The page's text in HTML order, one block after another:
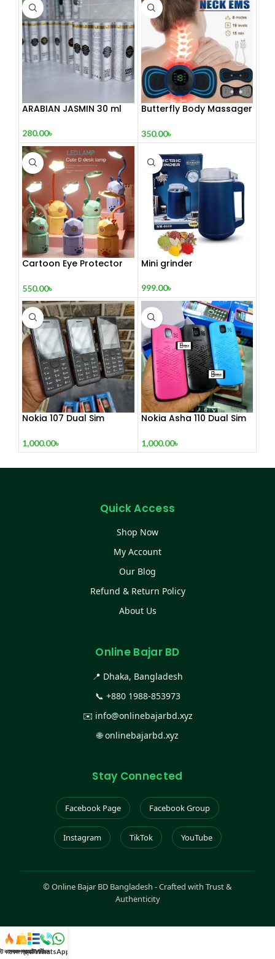
ARABIAN JASMIN 30 ml
280.00৳
Butterfly Body Massager
রিল্যাক্সেশন! 🦋
350.00৳
Cartoon Eye Protector
550.00৳
Mini grinder
999.00৳
Nokia 107 Dual Sim
1,000.00৳
Nokia Asha 110 Dual Sim
1,000.00৳
Quick Access
Shop Now
My Account
Our Blog
Refund & Return Policy
About Us
Online Bajar BD
📍 Dhaka, Bangladesh
📞 +880 1988-853973
✉️ info@onlinebajarbd.xyz
🌐onlinebajarbd.xyz
Stay Connected
Facebook Page Facebook Group
Instagram TikTok YouTube
©Online Bajar BD Bangladesh - Crafted with Trust &
Authenticity
কালেকশন
সকল প্রডাক্টক্যাটাগরিকল
WhatsApp করুন